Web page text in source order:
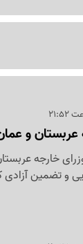
عربستان و
خارجه
و تضمین آزادی